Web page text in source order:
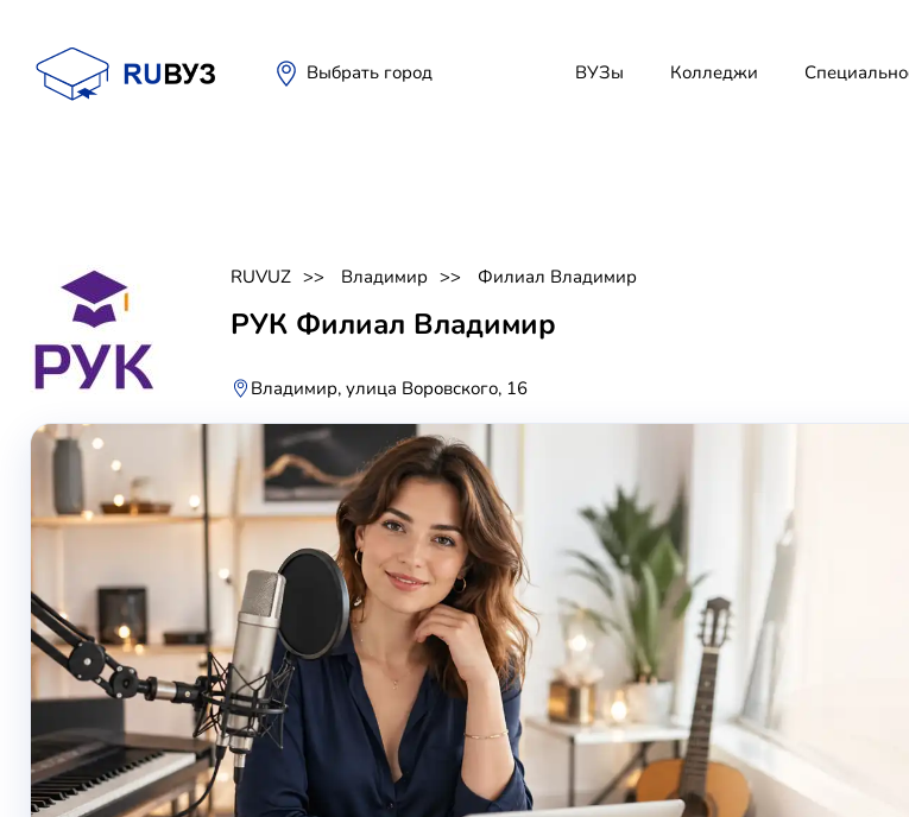
Выбрать город ВУЗы Колледжи
RUVUZ Владимир Филиал Владимир
РУК Филиал Владимир
Владимир, улица Воровского, 16